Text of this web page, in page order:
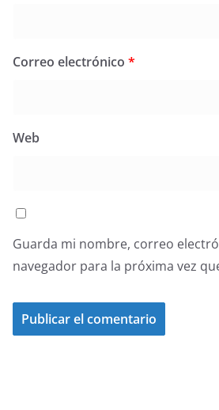
Correo electrónico *
Web
Guarda mi nombre, correo
navegador para la próxima vez